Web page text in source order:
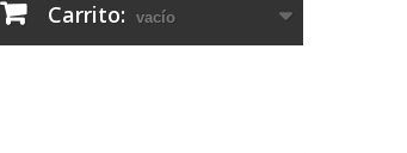
Carrito: vacío